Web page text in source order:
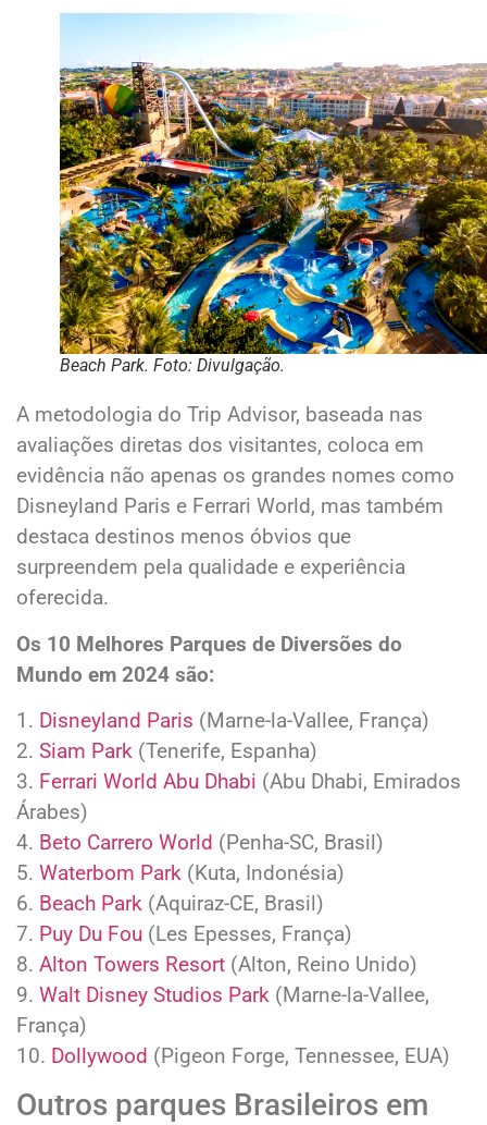
Beach Park. Foto: Divulgação.
A metodologia do Trip Advisor, baseada nas
avaliações diretas dos visitantes, coloca em
evidência não apenas os grandes nomes como
Disneyland Paris e Ferrari World, mas também
destaca destinos menos óbvios que
surpreendem pela qualidade e experiência
oferecida.
Os 10 Melhores Parques de Diversões do
Mundo em 2024 são:
1. Disneyland Paris (Marne-la-Vallee, França)
2. Siam Park (Tenerife, Espanha)
3. Ferrari World Abu Dhabi (Abu Dhabi, Emirados
Árabes)
4. Beto Carrero World (Penha-SC, Brasil)
5. Waterbom Park (Kuta, Indonésia)
6. Beach Park (Aquiraz-CE, Brasil)
7. Puy Du Fou (Les Epesses, França)
8. Alton Towers Resort (Alton, Reino Unido)
9. Walt Disney Studios Park (Marne-la-Vallee,
França)
10. Dollywood (Pigeon Forge, Tennessee, EUA)
Outros parques Brasileiros em